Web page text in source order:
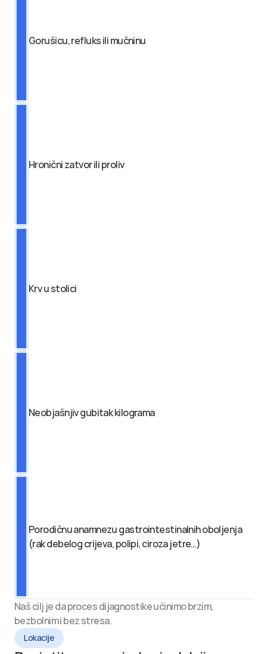
Gorušicu, refluks ili mučninu
Hronični zatvor ili proliv
Krv u stolici
Neobjašnjiv gubitak kilograma
Porodičnu anamnezu gastrointestinalnih oboljenja
(rak debelog crijeva, polipi, ciroza jetre…)
Naš cilj je da proces dijagnostike učinimo brzim,
bezbolnim i bez stresa.
Lokacije